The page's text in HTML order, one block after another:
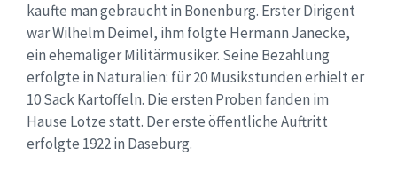
kaufte man gebraucht in Bonenburg. Erster Dirigent
war Wilhelm Deimel, ihm folgte Hermann Janecke,
ein ehemaliger Militärmusiker. Seine Bezahlung
erfolgte in Naturalien: für 20 Musikstunden erhielt er
10 Sack Kartoffeln. Die ersten Proben fanden im
Hause Lotze statt. Der erste öffentliche Auftritt
erfolgte 1922 in Daseburg.